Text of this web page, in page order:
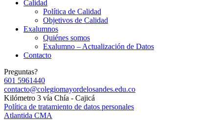
Calidad
Política de Calidad
Objetivos de Calidad
Exalumnos
Quiénes somos
Exalumno – Actualización de Datos
Contacto
Preguntas?
601 5961440
contacto@colegiomayordelosandes.edu.co
Kilómetro 3 vía Chía - Cajicá
Política de tratamiento de datos personales
Atlantida CMA